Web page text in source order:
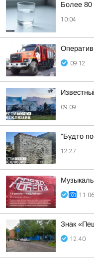
Более 80
10:04
09:12
09:09
"Будто
12:27
11:06
Знак
12:40